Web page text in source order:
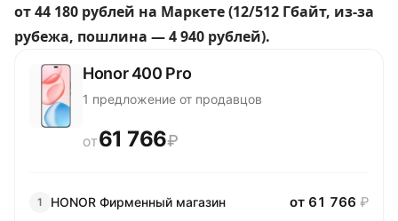
от 44 180 рублей на Маркете (12/512 Гбайт, из-за
рубежа, пошлина — 4 940 рублей).
Honor 400 Pro
1 предложение от продавцов
ОТ 61 766₽
1 HONOR Фирменный магазин от 61 766 ₽